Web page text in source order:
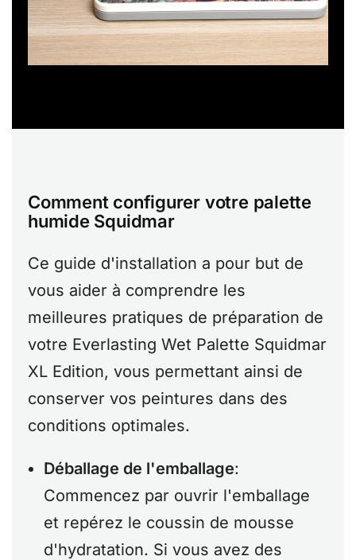
Comment configurer votre palette
humide Squidmar
Ce guide d'installation a pour but de
vous aider à comprendre les
meilleures pratiques de préparation de
votre Everlasting Wet Palette Squidmar
XL Edition, vous permettant ainsi de
conserver vos peintures dans des
conditions optimales.
Déballage de l'emballage:
Commencez par ouvrir l'emballage
et repérez le coussin de mousse
d'hydratation. Si vous avez des